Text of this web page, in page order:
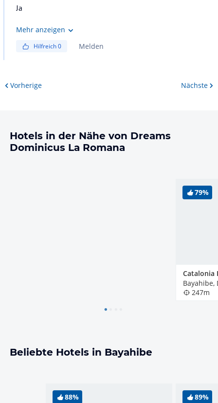
Ja
Mehr anzeigen
Hilfreich0 Melden
Vorherige Nächste
Hotels in der Nähe von Dreams
Dominicus La Romana
79%
247m
Beliebte Hotels in Bayahibe
88% 89%